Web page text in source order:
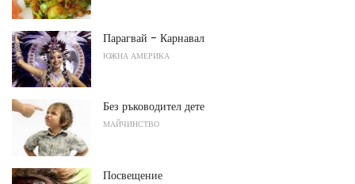
Парагвай - Карнавал
ЮЖНА АМЕРИКА
Без ръководител дете
МАЙЧИНСТВО
Посвещение